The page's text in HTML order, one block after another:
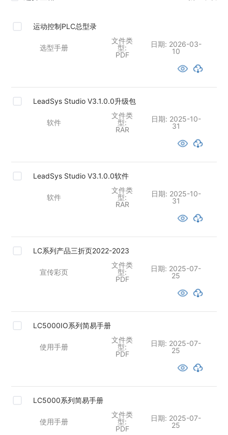
运动控制PLC总型录
选型手册
文件类
型:
PDF
日期: 2026-03-
10
LeadSys Studio V3.1.0.0升级包
软件
文件类
型:
RAR
日期: 2025-10-
31
LeadSys Studio V3.1.0.0软件
软件
文件类
型:
RAR
日期: 2025-10-
31
LC系列产品三折页2022-2023
宣传彩页
文件类
型:
PDF
日期: 2025-07-
25
LC5000IO系列简易手册
使用手册
文件类
型:
PDF
日期: 2025-07-
25
LC5000系列简易手册
使用手册
文件类
型:
PDF
日期: 2025-07-
25